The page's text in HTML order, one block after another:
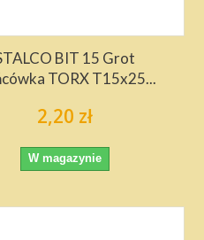
BIT 15 Grot
TORX T15x25...
2,20 zł
W magazynie